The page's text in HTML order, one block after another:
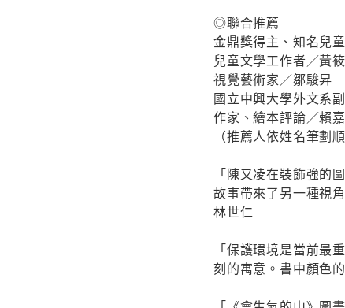
◎聯合推薦
金鼎獎得主、知名兒
兒童文學工作者／黃
視覺藝術家／鄒駿昇
國立中興大學外文系
作家、繪本評論／賴
（推薦人依姓名筆劃
「陳又凌在裝飾強的
故事帶來了另一種視
林世仁
「保護環境是當前
刻的寓意。書中顏色